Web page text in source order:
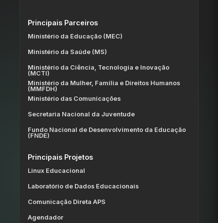
Principais Parceiros
Ministério da Educação (MEC)
Ministério da Saúde (MS)
Ministério da Ciência, Tecnologia e Inovação
(MCTI)
Ministério da Mulher, Família e Direitos Humanos
(MMFDH)
Ministério das Comunicações
Secretaria Nacional da Juventude
Fundo Nacional de Desenvolvimento da Educação
(FNDE)
Principais Projetos
Linux Educacional
Laboratório de Dados Educacionais
Comunicação Direta APS
Agendador